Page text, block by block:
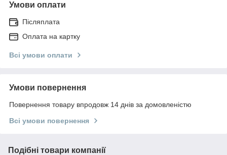
Умови оплати
Післяплата
Оплата на картку
Всі умови оплати
Умови повернення
Повернення товару впродовж 14 днів за домовленістю
Всі умови повернення
Подібні товари компанії